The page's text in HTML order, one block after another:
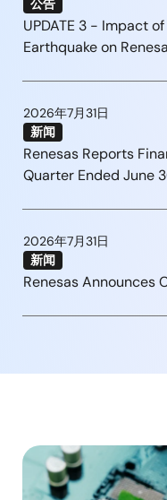
UPDATE 3 - Impact
Earthquake on
2026年7月31日
新闻
Renesas Reports
Quarter Ended June
2026年7月31日
新闻
Renesas Announces